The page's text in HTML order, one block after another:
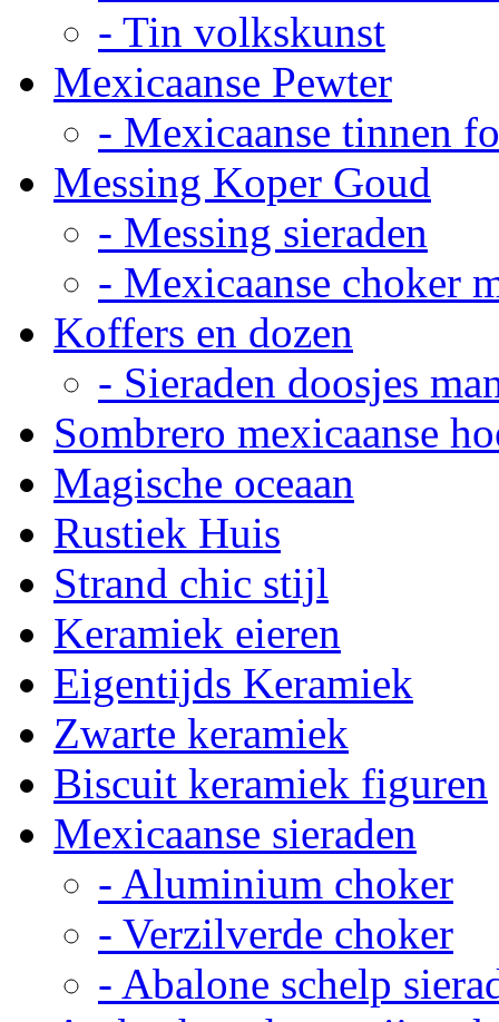
- Tin volkskunst
Mexicaanse Pewter
- Mexicaanse tinnen
Messing Koper Goud
- Messing sieraden
- Mexicaanse choker
Koffers en dozen
- Sieraden doosjes
Sombrero mexicaanse
Magische oceaan
Rustiek Huis
Strand chic stijl
Keramiek eieren
Eigentijds Keramiek
Zwarte keramiek
Biscuit keramiek figuren
Mexicaanse sieraden
- Aluminium choker
- Verzilverde choker
- Abalone schelp